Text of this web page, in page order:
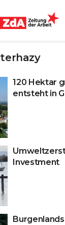
120 Hektar
entsteht in
Investment